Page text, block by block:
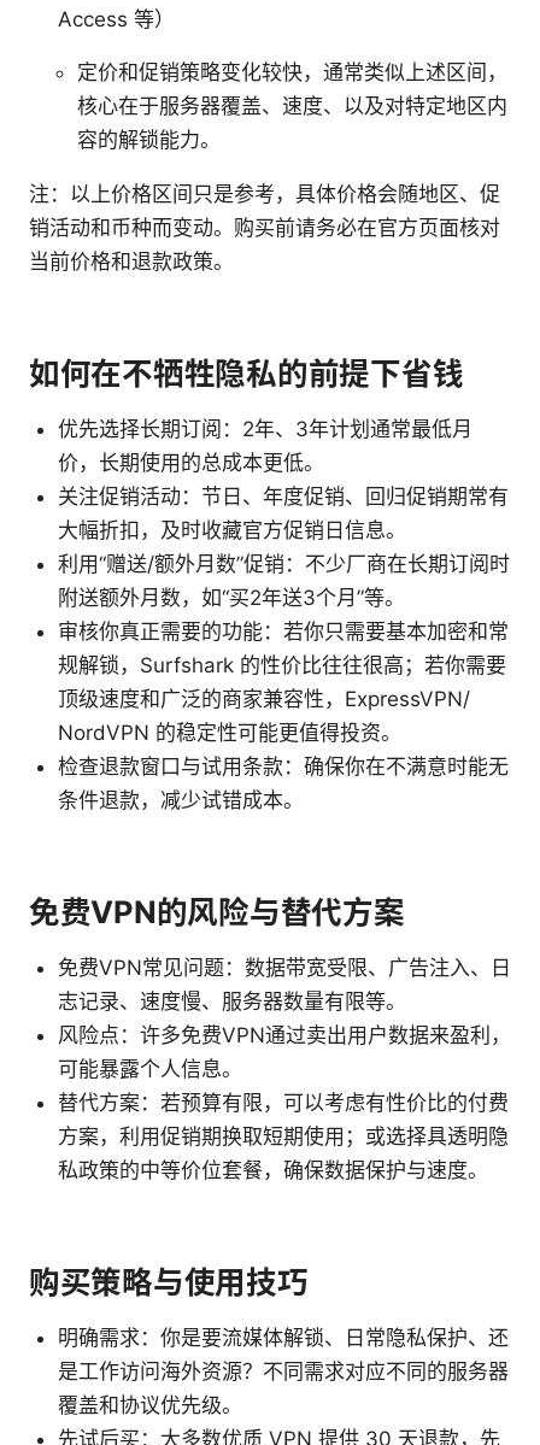
Access 等）
定价和促销策略变化较快，通常类似上述区间，
核心在于服务器覆盖、速度、以及对特定地区内
容的解锁能力。
注：以上价格区间只是参考，具体价格会随地区、促
销活动和币种而变动。购买前请务必在官方页面核对
当前价格和退款政策。
如何在不牺牲隐私的前提下省钱
优先选择长期订阅：2年、3年计划通常最低月
价，长期使用的总成本更低。
关注促销活动：节日、年度促销、回归促销期常有
大幅折扣，及时收藏官方促销日信息。
利用“赠送/额外月数”促销：不少厂商在长期订阅时
附送额外月数，如“买2年送3个月”等。
审核你真正需要的功能：若你只需要基本加密和常
规解锁，Surfshark 的性价比往往很高；若你需要
顶级速度和广泛的商家兼容性，ExpressVPN/
NordVPN 的稳定性可能更值得投资。
检查退款窗口与试用条款：确保你在不满意时能无
条件退款，减少试错成本。
免费VPN的风险与替代方案
免费VPN常见问题：数据带宽受限、广告注入、日
志记录、速度慢、服务器数量有限等。
风险点：许多免费VPN通过卖出用户数据来盈利，
可能暴露个人信息。
替代方案：若预算有限，可以考虑有性价比的付费
方案，利用促销期换取短期使用；或选择具透明隐
私政策的中等价位套餐，确保数据保护与速度。
购买策略与使用技巧
明确需求：你是要流媒体解锁、日常隐私保护、还
是工作访问海外资源？不同需求对应不同的服务器
覆盖和协议优先级。
先试后买：大多数优质 VPN 提供 30 天退款，先